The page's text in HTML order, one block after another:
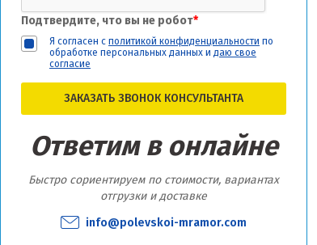
Подтвердите, что вы не робот*
Я согласен с политикой конфиденциальности по
обработке персональных данных и даю свое
согласие
ЗАКАЗАТЬ ЗВОНОК КОНСУЛЬТАНТА
Ответим в онлайне
Быстро сориентируем по стоимости, вариантах
отгрузки и доставке
info@polevskoi-mramor.com